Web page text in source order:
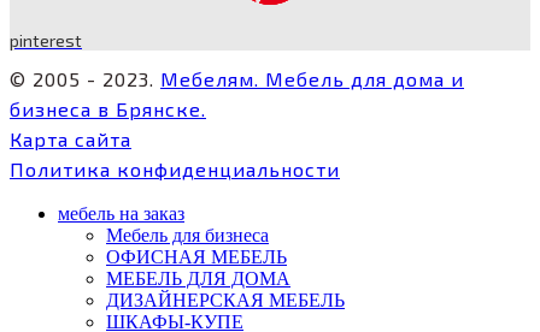
pinterest
© 2005 - 2023. Мебелям. Мебель для дома и
бизнеса в Брянске.
Карта сайта
Политика конфиденциальности
мебель на заказ
Мебель для бизнеса
ОФИСНАЯ МЕБЕЛЬ
МЕБЕЛЬ ДЛЯ ДОМА
ДИЗАЙНЕРСКАЯ МЕБЕЛЬ
ШКАФЫ-КУПЕ